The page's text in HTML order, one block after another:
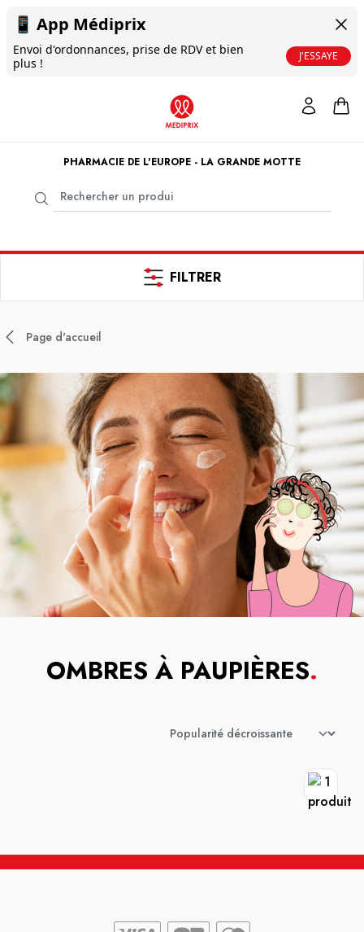
📱 App Médiprix
Envoi d'ordonnances, prise de RDV et bien
plus !
J'ESSAYE
PHARMACIE DE L'EUROPE - LA GRANDE MOTTE
FILTRER
Page d'accueil
OMBRES À PAUPIÈRES.